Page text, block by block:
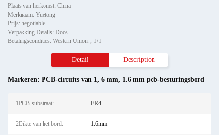
Plaats van herkomst: China
Merknaam: Yuetong
Prijs: negotiable
Verpakking Details: Doos
Betalingscondities: Western Union, , T/T
Detail Description
Markeren: PCB-circuits van 1, 6 mm, 1.6 mm pcb-besturingsbord
1PCB-substraat: FR4
2Dikte van het bord: 1.6mm